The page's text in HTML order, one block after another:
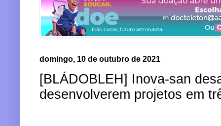
domingo, 10 de outubro de 2021
[BLÁDOBLEH] Inova-san
desenvolverem projetos em